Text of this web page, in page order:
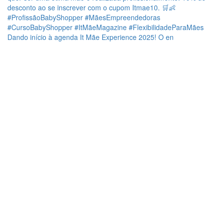
Dando início à agenda It Mãe Experience 2025! O en